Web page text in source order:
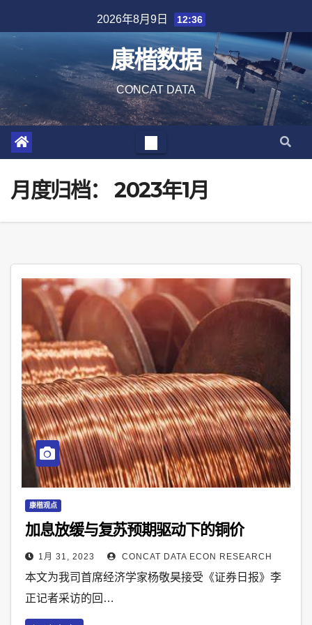
to
content
2026年8月9日 12:36
康楷数据
CONCAT DATA
月度归档： 2023年1月
康楷观点
加息放缓与复苏预期驱动下的铜价
1月 31, 2023 CONCAT DATA ECON RESEARCH
本文为我司首席经济学家杨敬昊接受《证券日报》李
正记者采访的回…